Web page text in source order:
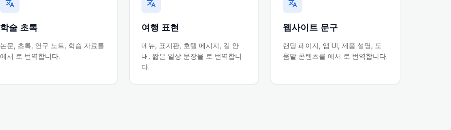
학술 초록
논문, 초록, 연구 노트, 학습 자료를
에서 로 번역합니다.
여행 표현
메뉴, 표지판, 호텔 메시지, 길 안
내, 짧은 일상 문장을 로 번역합니
다.
웹사이트 문구
랜딩 페이지, 앱 UI, 제품 설명, 도
움말 콘텐츠를 에서 로 번역합니다.